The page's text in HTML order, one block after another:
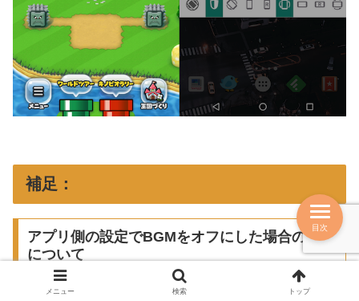
補足：
アプリ側の設定でBGMをオフにした場合の仕様
について
音楽が流れるアプリ側でBGMをオフに設定変更した状態
メニュー 検索 トップ
目次